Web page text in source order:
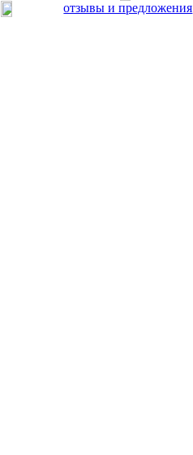
отзывы и предложения